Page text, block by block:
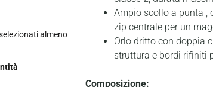
almeno
Ampio scollo a punta ,
zip centrale per un
Orlo dritto con doppia
struttura e bordi rifiniti
Composizione: